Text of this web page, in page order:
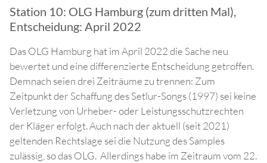
Station 10: OLG Hamburg (zum dritten Mal),
Entscheidung: April 2022
Das OLG Hamburg hat im April 2022 die Sache neu
bewertet und eine differenzierte Entscheidung getroffen.
Demnach seien drei Zeiträume zu trennen: Zum
Zeitpunkt der Schaffung des Setlur-Songs (1997) sei keine
Verletzung von Urheber- oder Leistungsschutzrechten
der Kläger erfolgt. Auch nach der aktuell (seit 2021)
geltenden Rechtslage sei die Nutzung des Samples
zulässig, so das OLG. Allerdings habe im Zeitraum vom 22.